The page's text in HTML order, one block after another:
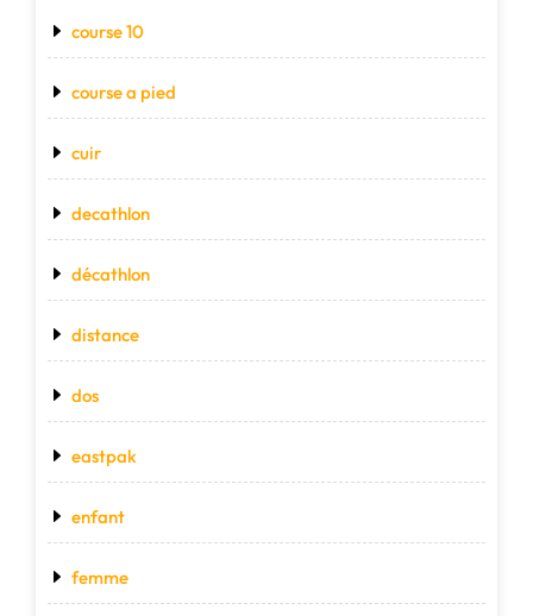
course 10
course a pied
cuir
decathlon
décathlon
distance
dos
eastpak
enfant
femme